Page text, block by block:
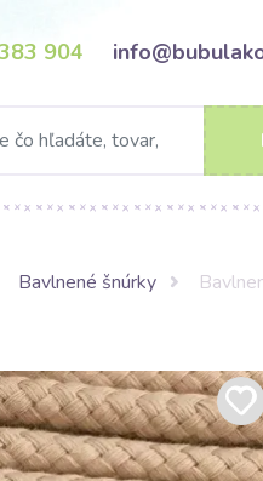
904
Bavlnené šnúrky